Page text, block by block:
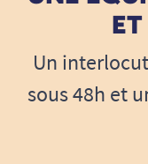
universelle
Le
jusqu’à 21
une
totale
Un
sous 48h et